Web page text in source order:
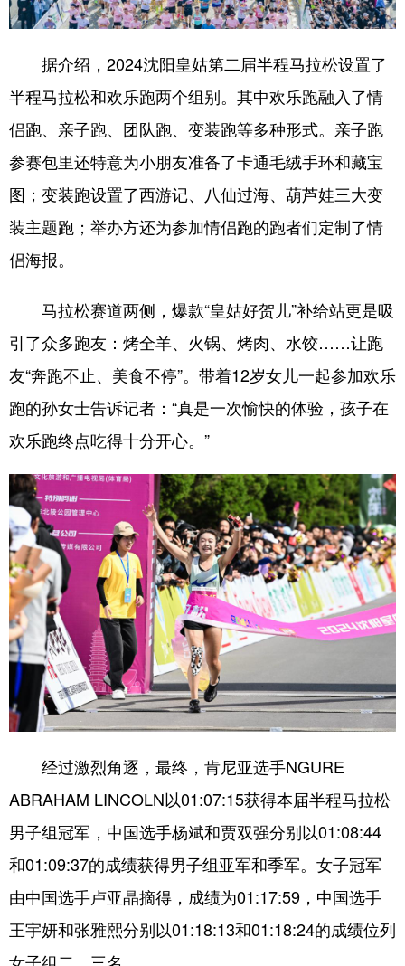
据介绍，2024沈阳皇姑第二届半程马拉松设置了
半程马拉松和欢乐跑两个组别。其中欢乐跑融入了情
侣跑、亲子跑、团队跑、变装跑等多种形式。亲子跑
参赛包里还特意为小朋友准备了卡通毛绒手环和藏宝
图；变装跑设置了西游记、八仙过海、葫芦娃三大变
装主题跑；举办方还为参加情侣跑的跑者们定制了情
侣海报。
马拉松赛道两侧，爆款“皇姑好贺儿”补给站更是吸
引了众多跑友：烤全羊、火锅、烤肉、水饺……让跑
友“奔跑不止、美食不停”。带着12岁女儿一起参加欢乐
跑的孙女士告诉记者：“真是一次愉快的体验，孩子在
欢乐跑终点吃得十分开心。”
经过激烈角逐，最终，肯尼亚选手NGURE
ABRAHAM LINCOLN以01:07:15获得本届半程马拉松
男子组冠军，中国选手杨斌和贾双强分别以01:08:44
和01:09:37的成绩获得男子组亚军和季军。女子冠军
由中国选手卢亚晶摘得，成绩为01:17:59，中国选手
王宇妍和张雅熙分别以01:18:13和01:18:24的成绩位列